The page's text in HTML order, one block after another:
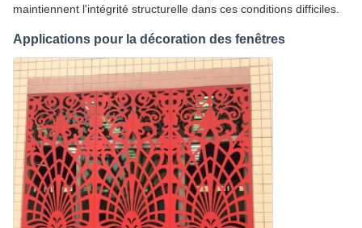
maintiennent l'intégrité structurelle dans ces conditions difficiles.
Applications pour la décoration des fenêtres